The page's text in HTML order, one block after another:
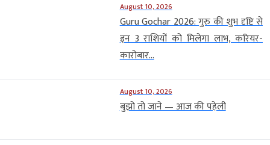
August 10, 2026
Guru Gochar 2026: गुरु की शुभ दृष्टि से
इन 3 राशियों को मिलेगा लाभ, करियर-
कारोबार...
August 10, 2026
बुझो तो जाने — आज की पहेली